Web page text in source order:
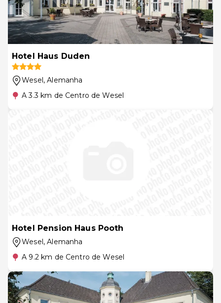
Hotel Haus Duden
Wesel, Alemanha
A 3.3 km de Centro de Wesel
Hotel Pension Haus Pooth
Wesel, Alemanha
A 9.2 km de Centro de Wesel